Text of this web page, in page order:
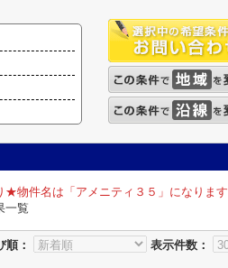
★物件名は「アメニティ３５」になります
一覧
順： 表示件数：